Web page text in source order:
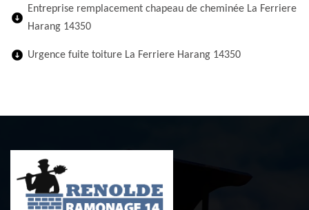
Entreprise remplacement chapeau de cheminée La Ferriere
Harang 14350
Urgence fuite toiture La Ferriere Harang 14350